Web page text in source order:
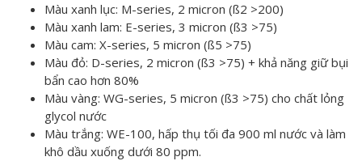
Màu xanh lục: M-series, 2 micron (ß2 >200)
Màu xanh lam: E-series, 3 micron (ß3 >75)
Màu cam: X-series, 5 micron (ß5 >75)
Màu đỏ: D-series, 2 micron (ß3 >75) + khả năng giữ bụi
bẩn cao hơn 80%
Màu vàng: WG-series, 5 micron (ß3 >75) cho chất lỏng
glycol nước
Màu trắng: WE-100, hấp thụ tối đa 900 ml nước và làm
khô dầu xuống dưới 80 ppm.